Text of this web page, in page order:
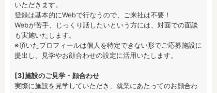
いただきます。
登録は基本的にWebで行なうので、ご来社は不要！
Webが苦手、じっくり話したいという方には、対面での面談
も実施いたします。
※頂いたプロフィールは個人を特定できない形でご応募施設に
提出し、見学やお顔合わせの設定に活用いたします。
[3]施設のご見学・顔合わせ
実際に施設を見学していただき、就業にあたってのお顔合わ